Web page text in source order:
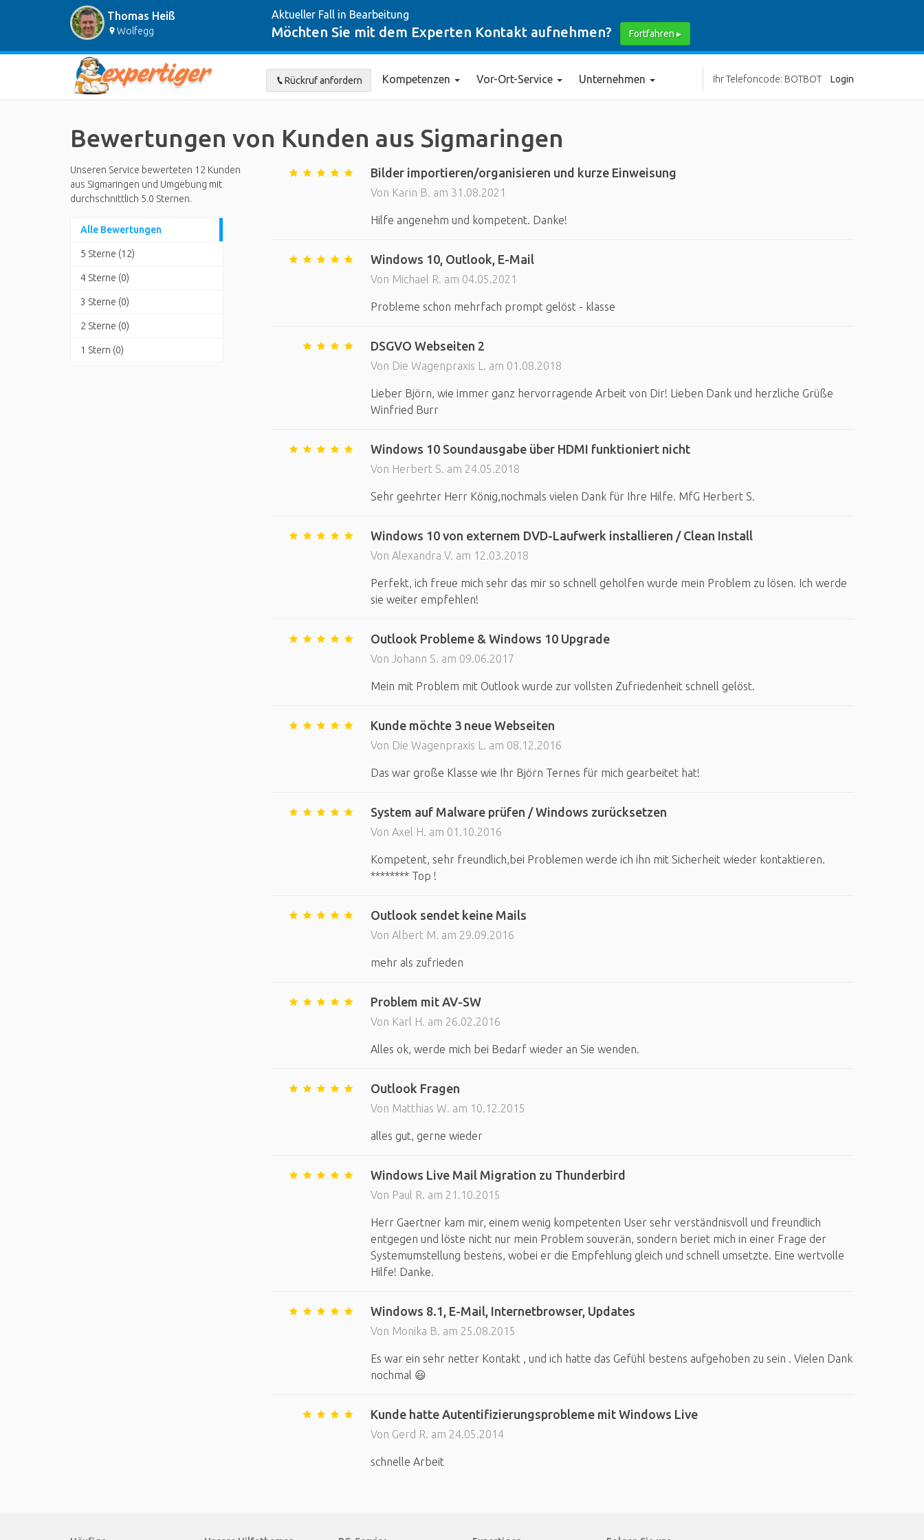
Thomas Heiß
Wolfegg
Aktueller Fall in Bearbeitung
Möchten Sie mit dem Experten Kontakt aufnehmen? Fortfahren ▸
Rückruf anfordern Kompetenzen Vor-Ort-Service Unternehmen Ihr Telefoncode: BOTBOT Login
Bewertungen von Kunden aus Sigmaringen
Unseren Service bewerteten 12 Kunden
aus Sigmaringen und Umgebung mit
durchschnittlich 5.0 Sternen.
Alle Bewertungen
5 Sterne (12)
4 Sterne (0)
3 Sterne (0)
2 Sterne (0)
1 Stern (0)
Bilder importieren/organisieren und kurze Einweisung
Von Karin B. am 31.08.2021
Hilfe angenehm und kompetent. Danke!
Windows 10, Outlook, E-Mail
Von Michael R. am 04.05.2021
Probleme schon mehrfach prompt gelöst - klasse
DSGVO Webseiten 2
Von Die Wagenpraxis L. am 01.08.2018
Lieber Björn, wie immer ganz hervorragende Arbeit von Dir! Lieben Dank und herzliche Grüße
Winfried Burr
Windows 10 Soundausgabe über HDMI funktioniert nicht
Von Herbert S. am 24.05.2018
Sehr geehrter Herr König,nochmals vielen Dank für Ihre Hilfe. MfG Herbert S.
Windows 10 von externem DVD-Laufwerk installieren / Clean Install
Von Alexandra V. am 12.03.2018
Perfekt, ich freue mich sehr das mir so schnell geholfen wurde mein Problem zu lösen. Ich werde
sie weiter empfehlen!
Outlook Probleme & Windows 10 Upgrade
Von Johann S. am 09.06.2017
Mein mit Problem mit Outlook wurde zur vollsten Zufriedenheit schnell gelöst.
Kunde möchte 3 neue Webseiten
Von Die Wagenpraxis L. am 08.12.2016
Das war große Klasse wie Ihr Björn Ternes für mich gearbeitet hat!
System auf Malware prüfen / Windows zurücksetzen
Von Axel H. am 01.10.2016
Kompetent, sehr freundlich,bei Problemen werde ich ihn mit Sicherheit wieder kontaktieren.
******** Top !
Outlook sendet keine Mails
Von Albert M. am 29.09.2016
mehr als zufrieden
Problem mit AV-SW
Von Karl H. am 26.02.2016
Alles ok, werde mich bei Bedarf wieder an Sie wenden.
Outlook Fragen
Von Matthias W. am 10.12.2015
alles gut, gerne wieder
Windows Live Mail Migration zu Thunderbird
Von Paul R. am 21.10.2015
Herr Gaertner kam mir, einem wenig kompetenten User sehr verständnisvoll und freundlich
entgegen und löste nicht nur mein Problem souverän, sondern beriet mich in einer Frage der
Systemumstellung bestens, wobei er die Empfehlung gleich und schnell umsetzte. Eine wertvolle
Hilfe! Danke.
Windows 8.1, E-Mail, Internetbrowser, Updates
Von Monika B. am 25.08.2015
Es war ein sehr netter Kontakt , und ich hatte das Gefühl bestens aufgehoben zu sein . Vielen Dank
nochmal 😃
Kunde hatte Autentifizierungsprobleme mit Windows Live
Von Gerd R. am 24.05.2014
schnelle Arbeit